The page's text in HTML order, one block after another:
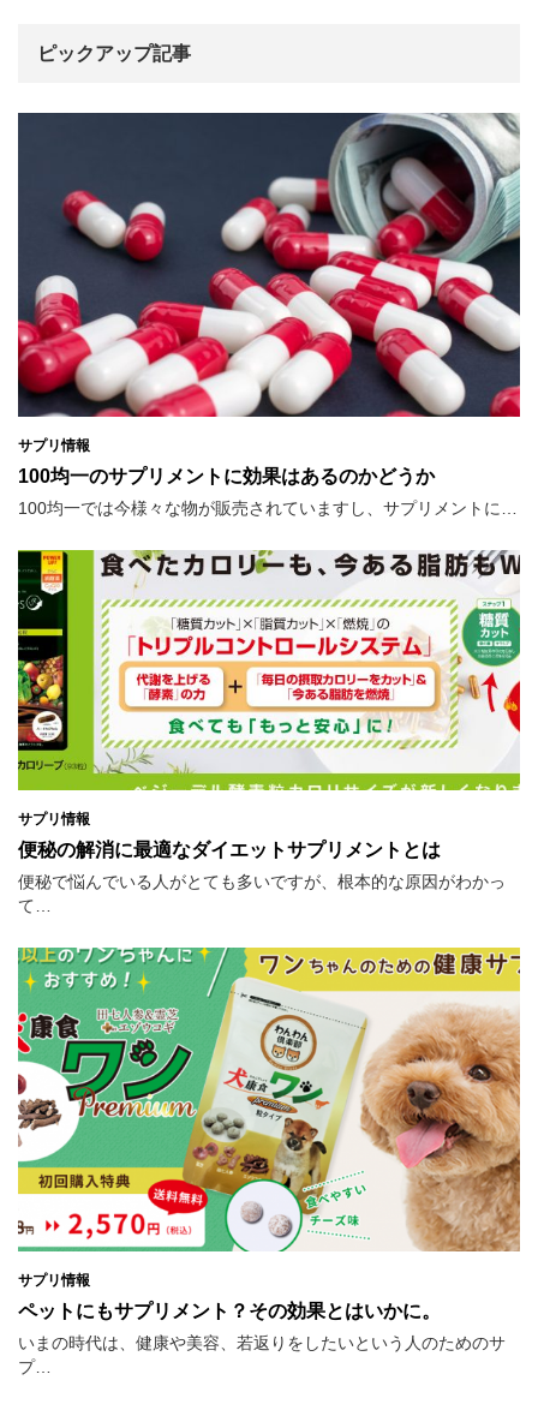
ピックアップ記事
サプリ情報
100均一のサプリメントに効果はあるのかどうか
100均一では今様々な物が販売されていますし、サプリメントに…
サプリ情報
便秘の解消に最適なダイエットサプリメントとは
便秘で悩んでいる人がとても多いですが、根本的な原因がわかっ
て…
サプリ情報
ペットにもサプリメント？その効果とはいかに。
いまの時代は、健康や美容、若返りをしたいという人のためのサ
プ…